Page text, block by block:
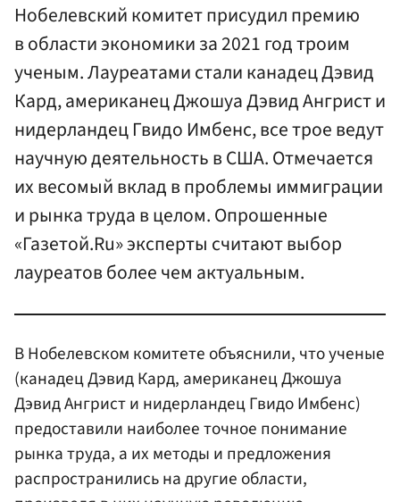
Нобелевский комитет присудил премию
в области экономики за 2021 год троим
ученым. Лауреатами стали канадец Дэвид
Кард, американец Джошуа Дэвид Ангрист и
нидерландец Гвидо Имбенс, все трое ведут
научную деятельность в США. Отмечается
их весомый вклад в проблемы иммиграции
и рынка труда в целом. Опрошенные
«Газетой.Ru» эксперты считают выбор
лауреатов более чем актуальным.
В Нобелевском комитете объяснили, что ученые
(канадец Дэвид Кард, американец Джошуа
Дэвид Ангрист и нидерландец Гвидо Имбенс)
предоставили наиболее точное понимание
рынка труда, а их методы и предложения
распространились на другие области,